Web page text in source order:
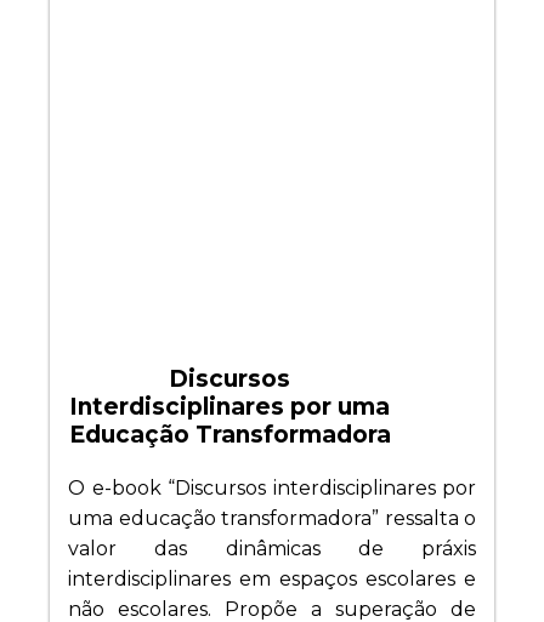
Discursos
Interdisciplinares por uma
Educação Transformadora
O e-book “Discursos interdisciplinares por
uma educação transformadora” ressalta o
valor das dinâmicas de práxis
interdisciplinares em espaços escolares e
não escolares. Propõe a superação de